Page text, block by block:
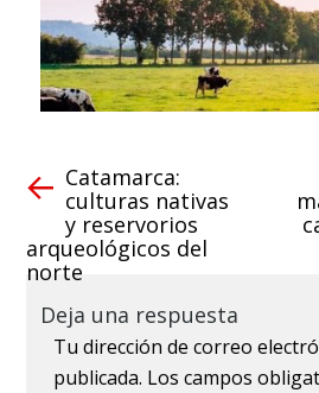
Catamarca:
culturas nativas
y reservorios
arqueológicos del
norte
Deja una respuesta
Tu dirección de correo
publicada. Los campos